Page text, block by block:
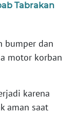
Tabrakan
bumper dan
motor korban
karena
aman saat